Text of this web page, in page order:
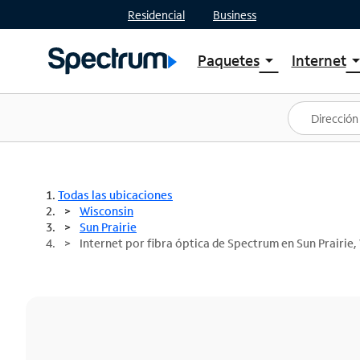
Residencial Business
Paquetesarrow_drop_down
Ver paquetes
Spectrum One
Mejores ofertas
Internetarrow_drop_down
Planes
Todas las ubicaciones
Wisconsin
Sun Prairie
Internet por fibra óptica de Spectrum en Sun Prairie,